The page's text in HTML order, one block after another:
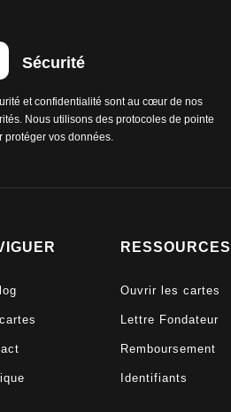
Sécurité
et confidentialité sont au cœur de nos
Nous utilisons des protocoles de pointe
protéger vos données.
RESSOURCES
Ouvrir les cartes
Lettre Fondateur
Remboursement
Identifiants